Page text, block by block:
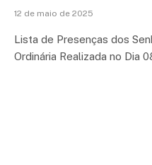
12 de maio de 2025
Lista de Presenças dos
Ordinária Realizada no Dia